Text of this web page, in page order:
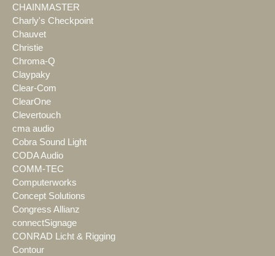
CHAINMASTER
Charly's Checkpoint
Chauvet
Christie
Chroma-Q
Claypaky
Clear-Com
ClearOne
Clevertouch
cma audio
Cobra Sound Light
CODA Audio
COMM-TEC
Computerworks
Concept Solutions
Congress Allianz
connectSignage
CONRAD Licht & Rigging
Contour